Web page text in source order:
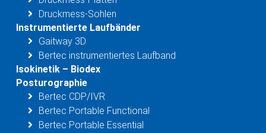
Druckmess-Sohlen
Instrumentierte Laufbänder
Gaitway 3D
Bertec instrumentiertes Laufband
Isokinetik – Biodex
Posturographie
Bertec CDP/IVR
Bertec Portable Functional
Bertec Portable Essential